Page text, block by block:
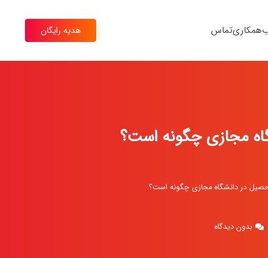
همکاریتماس هدیه رایگان
مجازی چگونه است؟
در دانشگاه مجازی چگونه است؟
بدون دیدگاه